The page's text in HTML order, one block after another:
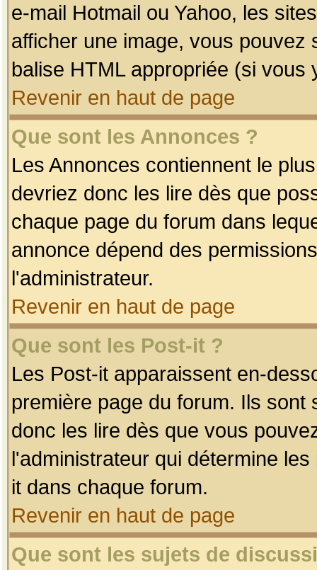
e-mail Hotmail ou Yahoo, les
afficher une image, vous pouvez
balise HTML appropriée (si vous
Revenir en haut de page
Que sont les Annonces ?
Les Annonces contiennent le
devriez donc les lire dès que
chaque page du forum dans
annonce dépend des
l'administrateur.
Revenir en haut de page
Que sont les Post-it ?
Les Post-it apparaissent en-
première page du forum. Ils
donc les lire dès que vous
l'administrateur qui détermine
it dans chaque forum.
Revenir en haut de page
Que sont les sujets de